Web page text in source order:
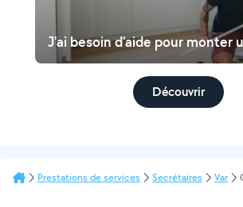
J'ai besoin d'aide pour monter
Découvrir
Prestations de services Secrétaires Var